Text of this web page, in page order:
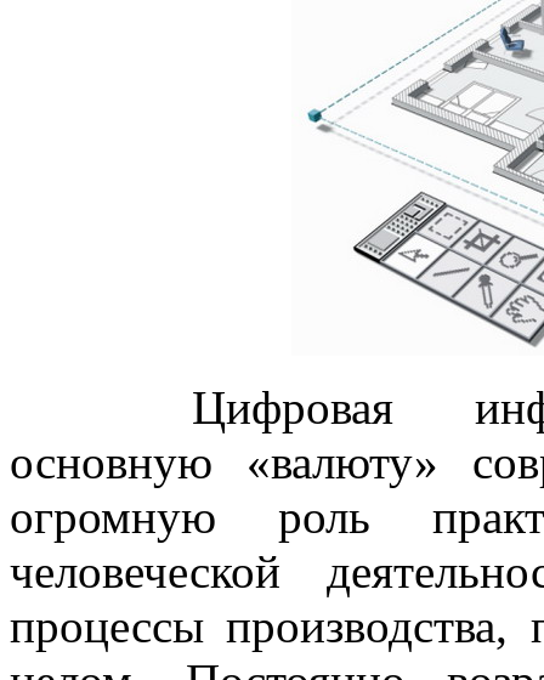
Цифровая
основную «валюту»
огромную роль
человеческой
процессы